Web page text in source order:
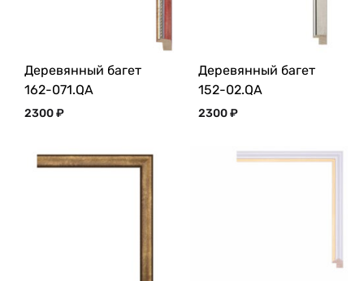
Деревянный багет
162-071.QA
2300₽
Деревянный багет
152-02.QA
2300₽